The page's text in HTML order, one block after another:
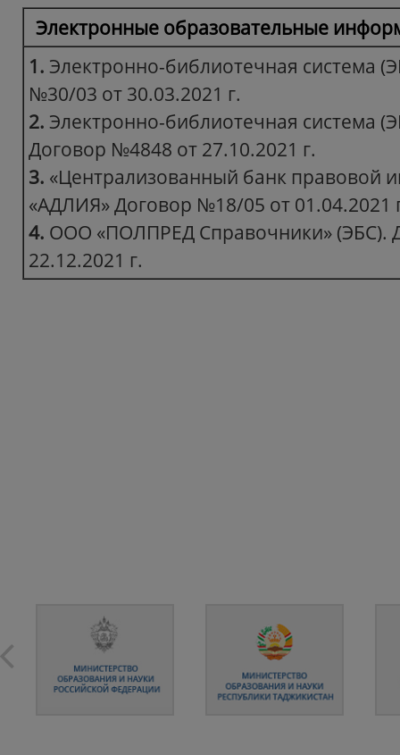
Электронные образовательные
1. Электронно-библиотечная система
№30/03 от 30.03.2021 г.
2. Электронно-библиотечная система
Договор №4848 от 27.10.2021 г.
3. «Централизованный банк правовой
«АДЛИЯ» Договор №18/05 от 01.04.2021
4. ООО «ПОЛПРЕД Справочники» (ЭБС).
22.12.2021 г.